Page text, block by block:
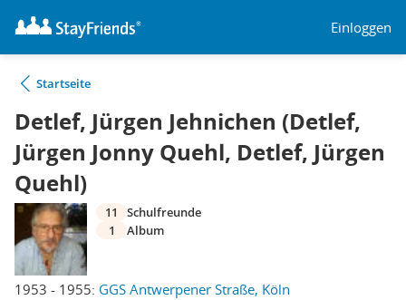
Einloggen
Startseite
Detlef, Jürgen Jehnichen (Detlef,
Jürgen Jonny Quehl, Detlef, Jürgen
Quehl)
1953 - 1955: GGS Antwerpener Straße, Köln
11
Schulfreunde
1
Album